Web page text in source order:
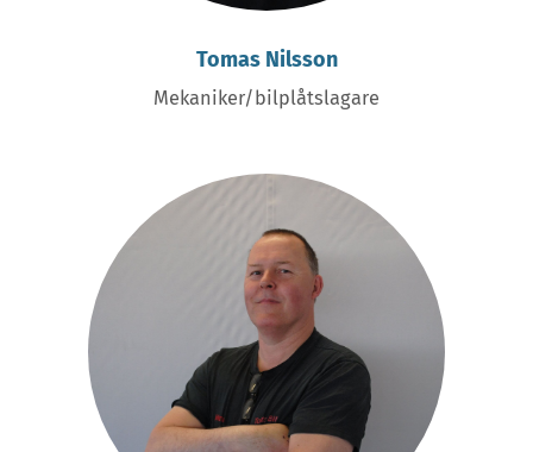
Tomas Nilsson
Mekaniker/bilplåtslagare